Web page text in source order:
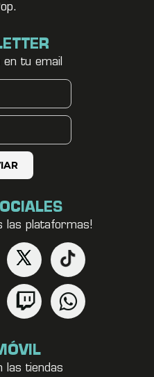
en tu email
las plataformas!
las tiendas